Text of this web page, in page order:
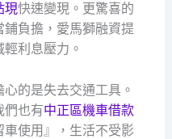
現快速變現。更驚喜的
負擔，愛馬獅融資提
利息壓力。
的是失去交通工具。
們也有中正區機車借款
使用』，生活不受影